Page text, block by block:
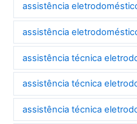
assistência
assistência
assistência técnica
assistência técnica
assistência técnica